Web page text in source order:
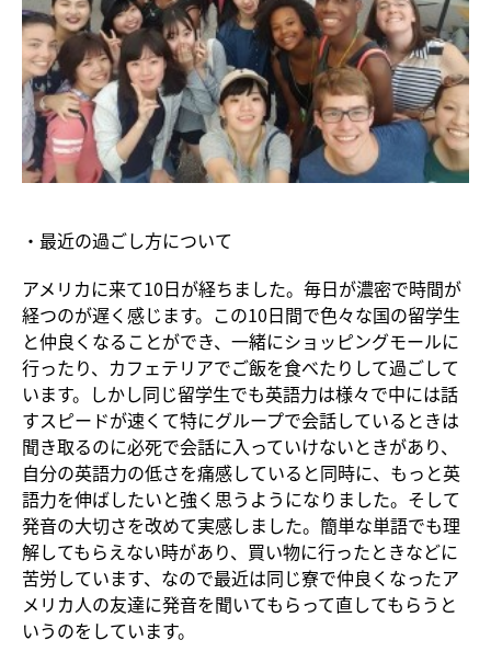
・最近の過ごし方について
アメリカに来て10日が経ちました。毎日が濃密で時間が
経つのが遅く感じます。この10日間で色々な国の留学生
と仲良くなることができ、一緒にショッピングモールに
行ったり、カフェテリアでご飯を食べたりして過ごして
います。しかし同じ留学生でも英語力は様々で中には話
すスピードが速くて特にグループで会話しているときは
聞き取るのに必死で会話に入っていけないときがあり、
自分の英語力の低さを痛感していると同時に、もっと英
語力を伸ばしたいと強く思うようになりました。そして
発音の大切さを改めて実感しました。簡単な単語でも理
解してもらえない時があり、買い物に行ったときなどに
苦労しています、なので最近は同じ寮で仲良くなったア
メリカ人の友達に発音を聞いてもらって直してもらうと
いうのをしています。